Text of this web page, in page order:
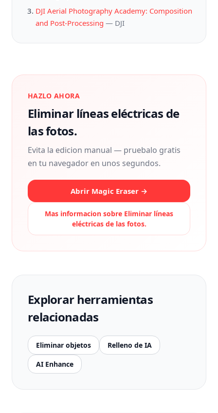
DJI Aerial Photography Academy: Composition
and Post-Processing — DJI
HAZLO AHORA
Eliminar líneas eléctricas de
las fotos.
Evita la edicion manual — pruebalo gratis
en tu navegador en unos segundos.
Abrir Magic Eraser →
Mas informacion sobre Eliminar líneas
eléctricas de las fotos.
Explorar herramientas
relacionadas
Eliminar objetos Relleno de IA
AI Enhance